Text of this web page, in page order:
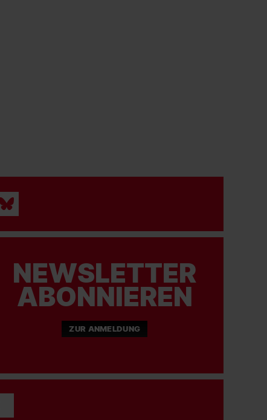
NEWSLETTER
ABONNIEREN
ZUR ANMELDUNG